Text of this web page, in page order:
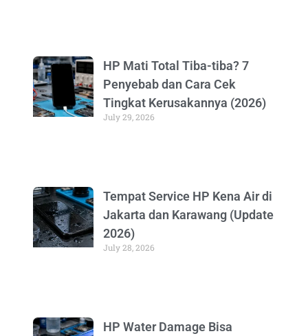
HP Mati Total Tiba-tiba? 7
Penyebab dan Cara Cek
Tingkat Kerusakannya (2026)
July 29, 2026
Tempat Service HP Kena Air di
Jakarta dan Karawang (Update
2026)
July 28, 2026
HP Water Damage Bisa